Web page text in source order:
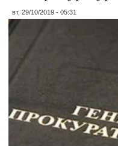
вт, 29/10/2019 - 05:31